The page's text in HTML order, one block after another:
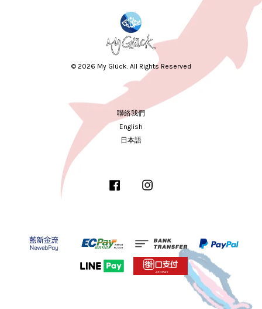
© 2026 My Glück. All Rights Reserved
聯絡我們
English
日本語
Facebook